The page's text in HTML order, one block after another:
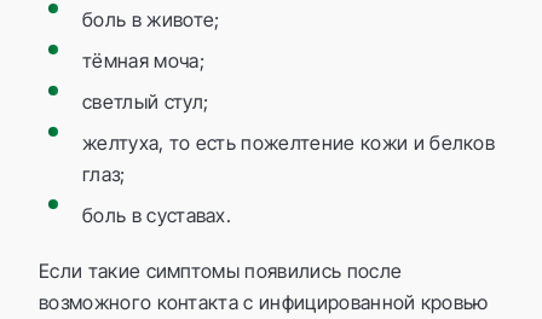
боль в животе;
тёмная моча;
светлый стул;
желтуха, то есть пожелтение кожи и белков
глаз;
боль в суставах.
Если такие симптомы появились после
возможного контакта с инфицированной кровью